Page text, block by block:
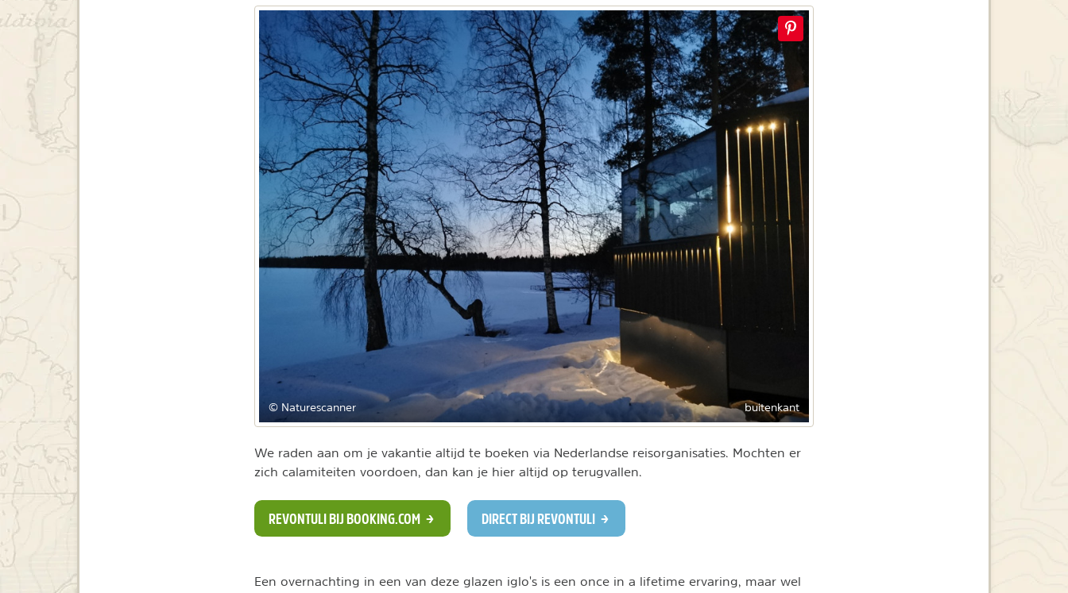
© Naturescanner buitenkant
We raden aan om je vakantie altijd te boeken via Nederlandse reisorganisaties. Mochten er
zich calamiteiten voordoen, dan kan je hier altijd op terugvallen.
REVONTULI BIJ BOOKING.COM DIRECT BIJ REVONTULI
Een overnachting in een van deze glazen iglo's is een once in a lifetime ervaring, maar wel